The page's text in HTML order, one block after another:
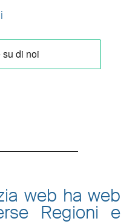
web ha web
Regioni e